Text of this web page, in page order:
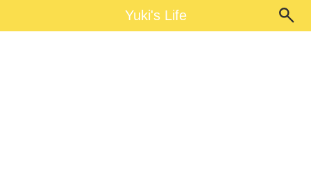
Yuki's LifeYuki's Life